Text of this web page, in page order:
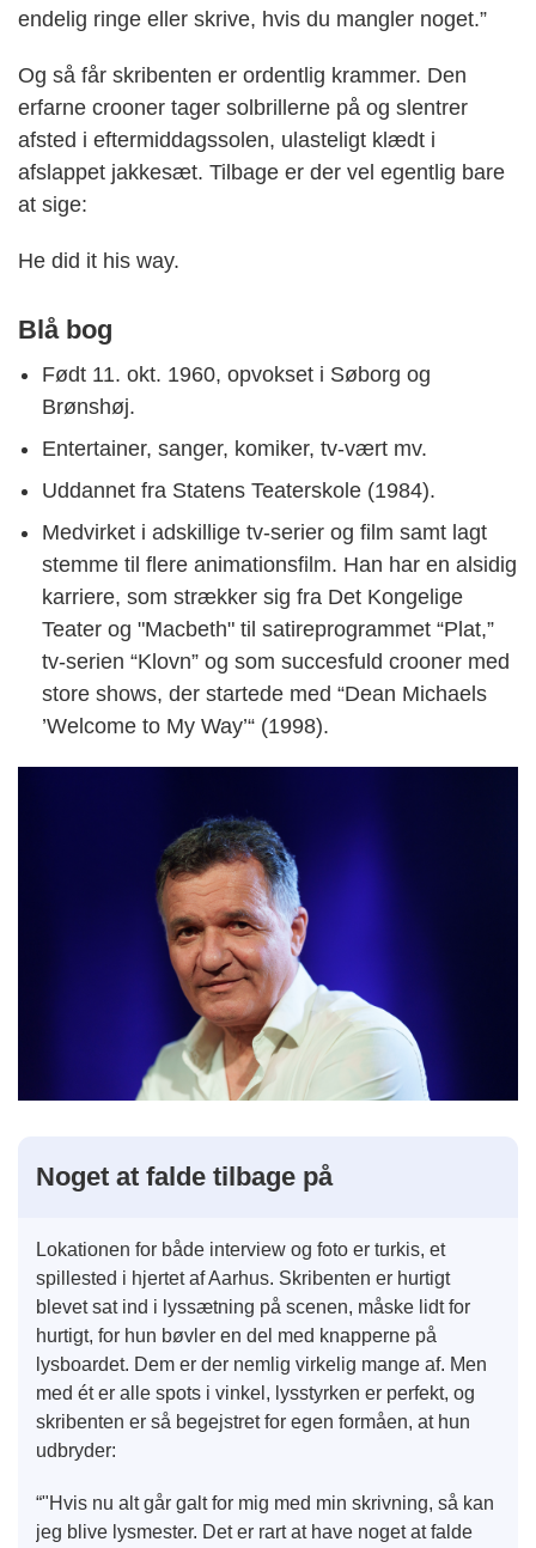
endelig ringe eller skrive, hvis du mangler noget.”
Og så får skribenten er ordentlig krammer. Den
erfarne crooner tager solbrillerne på og slentrer
afsted i eftermiddagssolen, ulasteligt klædt i
afslappet jakkesæt. Tilbage er der vel egentlig bare
at sige:
He did it his way.
Blå bog
Født 11. okt. 1960, opvokset i Søborg og
Brønshøj.
Entertainer, sanger, komiker, tv-vært mv.
Uddannet fra Statens Teaterskole (1984).
Medvirket i adskillige tv-serier og film samt lagt
stemme til flere animationsfilm. Han har en alsidig
karriere, som strækker sig fra Det Kongelige
Teater og "Macbeth" til satireprogrammet “Plat,”
tv-serien “Klovn” og som succesfuld crooner med
store shows, der startede med “Dean Michaels
’Welcome to My Way’“ (1998).
Noget at falde tilbage på
Lokationen for både interview og foto er turkis, et
spillested i hjertet af Aarhus. Skribenten er hurtigt
blevet sat ind i lyssætning på scenen, måske lidt for
hurtigt, for hun bøvler en del med knapperne på
lysboardet. Dem er der nemlig virkelig mange af. Men
med ét er alle spots i vinkel, lysstyrken er perfekt, og
skribenten er så begejstret for egen formåen, at hun
udbryder:
“"Hvis nu alt går galt for mig med min skrivning, så kan
jeg blive lysmester. Det er rart at have noget at falde